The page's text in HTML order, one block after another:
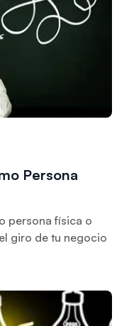
Persona
persona física o
giro de tu negocio